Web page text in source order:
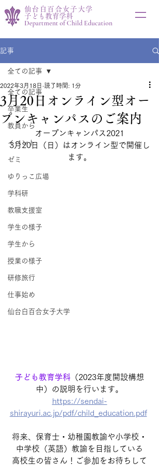
仙台白百合女子大学
子ども教育学科
Department of Child Education
記事
全ての記事
卒業生
教員から
イベント
ゼミ
ゆりっこ広場
学科研
教職支援室
学生の様子
学生から
授業の様子
研修旅行
仕事始め
仙台白百合女子大学
全ての記事
3月20日オンライン型オー
プンキャンパスのご案内
2022年3月18日 読了時間: 1分
オープンキャンパス2021
3月20日（日）はオンライン型で開催し
ます。
子ども教育学科 （2023年度開設構想
中）の説明を行います。
https://sendai-
shirayuri.ac.jp/pdf/child_education.pdf
将来、保育士・幼稚園教諭や小学校・
中学校（英語）教諭を目指している
高校生の皆さん！ご参加をお待ちして